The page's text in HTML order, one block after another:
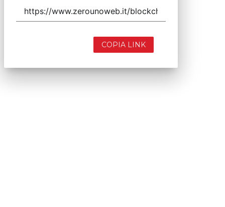
COPIA LINK